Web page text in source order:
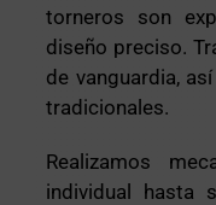
torneros son
diseño preciso.
de vanguardia,
tradicionales.
Realizamos
individual hasta